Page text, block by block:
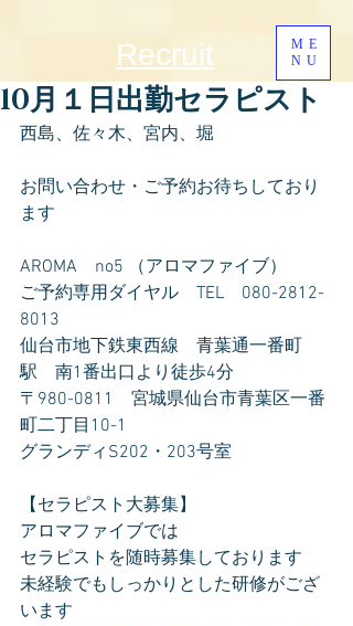
ME
NU
Recruit
10月１日出勤セラピスト
西島、佐々木、宮内、堀
お問い合わせ・ご予約お待ちしており
ます
AROMA　no5 （アロマファイブ）
ご予約専用ダイヤル　TEL　080-2812-
8013
仙台市地下鉄東西線　青葉通一番町
駅　南1番出口より徒歩4分
〒980-0811　宮城県仙台市青葉区一番
町二丁目10-1
グランディS202・203号室
【セラピスト大募集】
アロマファイブでは
セラピストを随時募集しております
未経験でもしっかりとした研修がござ
います